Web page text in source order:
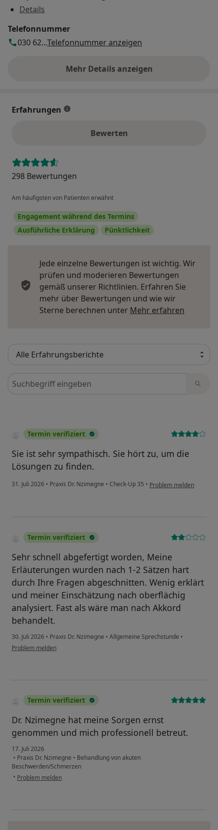
Details
Telefonnummer
030 62...Telefonnummer anzeigen
Mehr Details anzeigen
über die Adresse
Erfahrungen
Bewerten
298 Bewertungen
Am häufigsten von Patienten erwähnt
Engagement während des Termins
Ausführliche Erklärung
Pünktlichkeit
Jede einzelne Bewertungen ist wichtig. Wir
prüfen und moderieren Bewertungen
gemäß unserer Richtlinien. Erfahren Sie
mehr über Bewertungen und wie wir
Sterne berechnen unter Mehr erfahren
Bewertungen durchsuchen
Termin verifiziert
Sie ist sehr sympathisch. Sie hört zu, um die
Lösungen zu finden.
31. Juli 2026 • Praxis Dr. Nzimegne • Check-Up 35 • Problem melden
Termin verifiziert
Sehr schnell abgefertigt worden, Meine
Erläuterungen wurden nach 1-2 Sätzen hart
durch Ihre Fragen abgeschnitten. Wenig erklärt
und meiner Einschätzung nach oberflächig
analysiert. Fast als wäre man nach Akkord
behandelt.
30. Juli 2026 • Praxis Dr. Nzimegne • Allgemeine Sprechstunde •
Problem melden
Termin verifiziert
Dr. Nzimegne hat meine Sorgen ernst
genommen und mich professionell betreut.
17. Juli 2026
• Praxis Dr. Nzimegne • Behandlung von akuten
Beschwerden/Schmerzen
• Problem melden